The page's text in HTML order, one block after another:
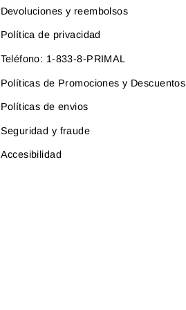
Devoluciones y reembolsos
Política de privacidad
Teléfono: 1-833-8-PRIMAL
Políticas de Promociones y Descuentos
Políticas de envios
Seguridad y fraude
Accesibilidad